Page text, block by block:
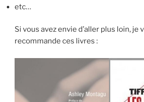
etc…
Si vous avez envie d’aller plus loin, je
recommande ces livres :